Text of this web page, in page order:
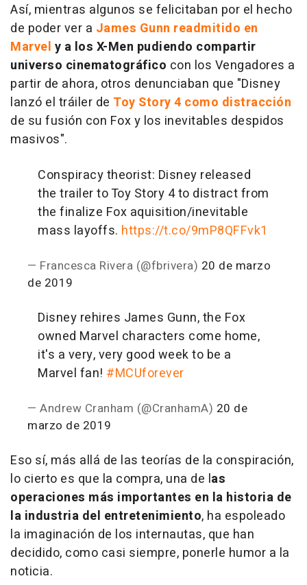
Así, mientras algunos se felicitaban por el hecho
de poder ver a James Gunn readmitido en
Marvel y a los X-Men pudiendo compartir
universo cinematográfico con los Vengadores a
partir de ahora, otros denunciaban que "Disney
lanzó el tráiler de Toy Story 4 como distracción
de su fusión con Fox y los inevitables despidos
masivos".
Conspiracy theorist: Disney released
the trailer to Toy Story 4 to distract from
the finalize Fox aquisition/inevitable
mass layoffs. https://t.co/9mP8QFFvk1
— Francesca Rivera (@fbrivera) 20 de marzo
de 2019
Disney rehires James Gunn, the Fox
owned Marvel characters come home,
it's a very, very good week to be a
Marvel fan! #MCUforever
— Andrew Cranham (@CranhamA) 20 de
marzo de 2019
Eso sí, más allá de las teorías de la conspiración,
lo cierto es que la compra, una de las
operaciones más importantes en la historia de
la industria del entretenimiento, ha espoleado
la imaginación de los internautas, que han
decidido, como casi siempre, ponerle humor a la
noticia.